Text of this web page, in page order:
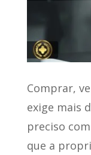
Comprar,
exige mais
preciso
que a